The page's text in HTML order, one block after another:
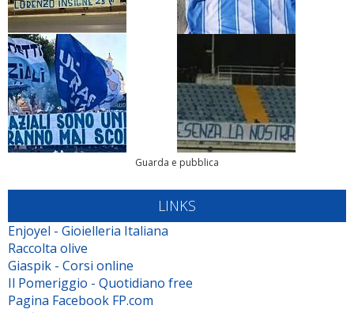
Guarda e pubblica
LINKS
Enjoyel - Gioielleria Italiana
Raccolta olive
Giaspik - Corsi online
Il Pomeriggio - Quotidiano free
Pagina Facebook FP.com